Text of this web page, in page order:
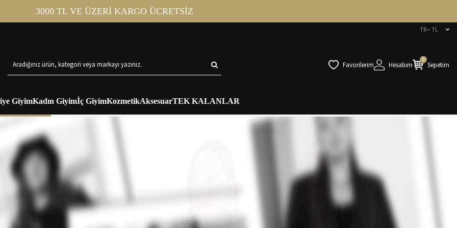
3000 TL VE ÜZERİ KARGO ÜCRETSİZ
TR − TL
Favorilerim Hesabım
0
Sepetim
GiyimKadın Giyimİç GiyimKozmetikAksesuarTEK KALANLAR